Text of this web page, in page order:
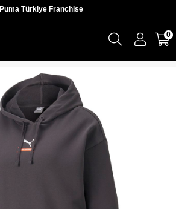
Puma Türkiye Franchise
0